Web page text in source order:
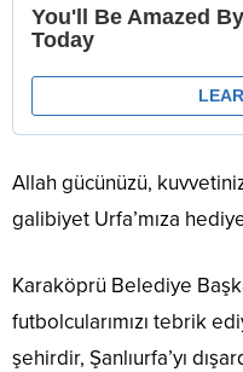
Allah gücünüzü,
galibiyet Urfa’mıza
Karaköprü Belediye
futbolcularımızı tebrik
şehirdir, Şanlıurfa’yı